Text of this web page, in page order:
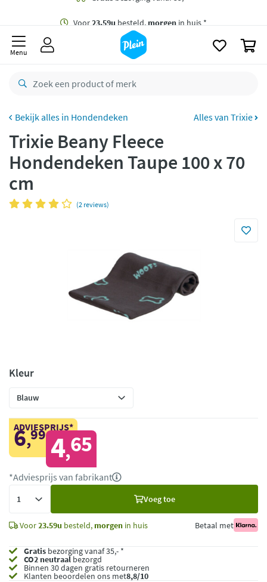
besteld,
retourneren
CO2 neutraal
Betaal met Klarna
Menu
Hondendeken Alles van Trixie
Trixie Beany Fleece
Hondendeken Taupe 100 x 70
cm
(2 reviews)
Kleur
ADVIESPRIJS*
6,99 4,65
*Adviesprijs van fabrikant
Voeg toe
Voor23.59u besteld, morgen in huis Betaal met
Gratis bezorging vanaf 35,- *
CO2 neutraalbezorgd
Binnen 30 dagen gratis retourneren
Klanten beoordelen ons met8,8/10